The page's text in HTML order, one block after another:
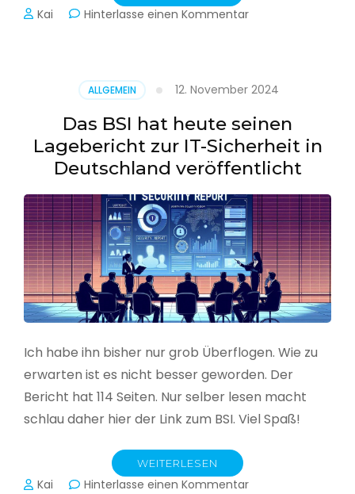
Kai Hinterlasse einen Kommentarzu
aus
CSV
erstellen
ALLGEMEIN 12. November 2024
Das BSI hat heute seinen
Lagebericht zur IT-Sicherheit in
Deutschland veröffentlicht
Ich habe ihn bisher nur grob Überflogen. Wie zu
erwarten ist es nicht besser geworden. Der
Bericht hat 114 Seiten. Nur selber lesen macht
schlau daher hier der Link zum BSI. Viel Spaß!
WEITERLESEN
Kai Hinterlasse einen Kommentarzu